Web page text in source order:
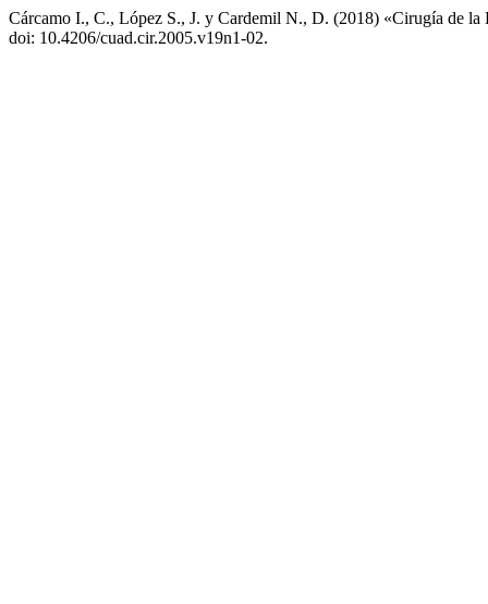
Cárcamo I., C., López S., J. y Cardemil N., D. (2018) «Cirugía de
doi: 10.4206/cuad.cir.2005.v19n1-02.